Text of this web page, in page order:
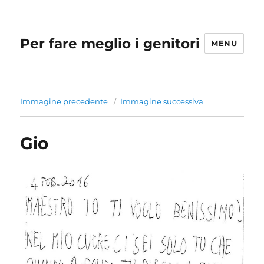
Per fare meglio i genitori MENU
Immagine precedente Immagine successiva
Gio